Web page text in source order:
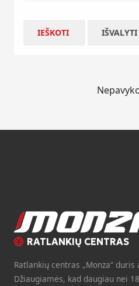
IEŠKOTI IŠVALYTI
RATLANKIŲ CENTRAS
Ratlankių centras „Monza“
Džiaugiamės, kad daugiau nei